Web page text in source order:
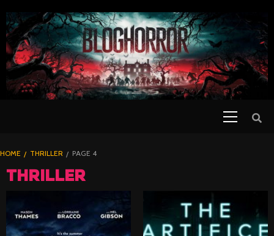
TO
CONTENT
BLOGHORROR
⋆
HOME THRILLER PAGE 4
THRILLER